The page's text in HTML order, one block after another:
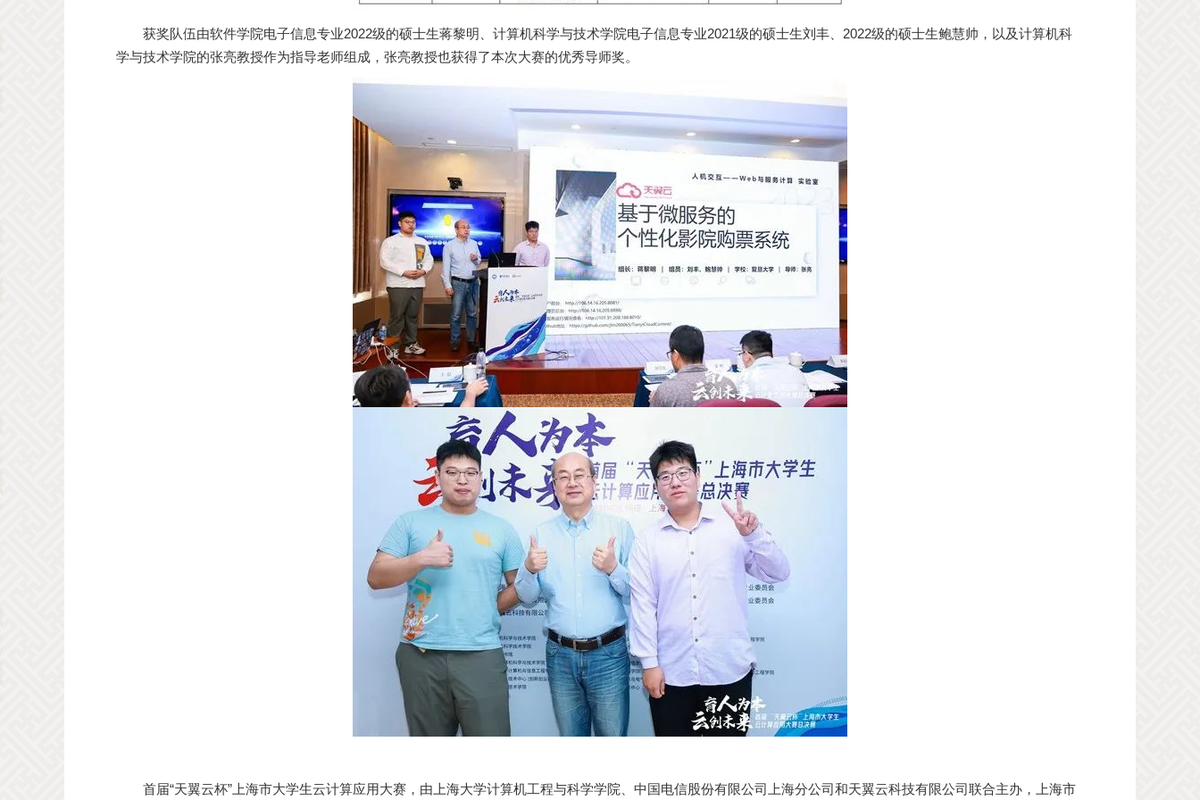
获奖队伍由软件学院电子信息专业2022级的硕士生蒋黎明、计算机科学与技术学院电子信息专业2021级的硕士生刘丰、2022级的硕士生鲍慧帅，以及计算机科
学与技术学院的张亮教授作为指导老师组成，张亮教授也获得了本次大赛的优秀导师奖。
首届“天翼云杯”上海市大学生云计算应用大赛，由上海大学计算机工程与科学学院、中国电信股份有限公司上海分公司和天翼云科技有限公司联合主办，上海市